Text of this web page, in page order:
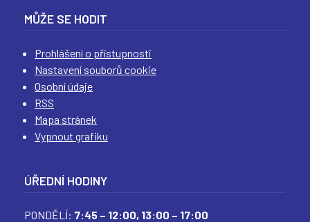
MŮŽE SE HODIT
Prohlášení o přístupnosti
Nastavení souborů cookie
Osobní údaje
RSS
Mapa stránek
Vypnout grafiku
ÚŘEDNÍ HODINY
PONDĚLÍ: 7:45 – 12:00, 13:00 – 17:00